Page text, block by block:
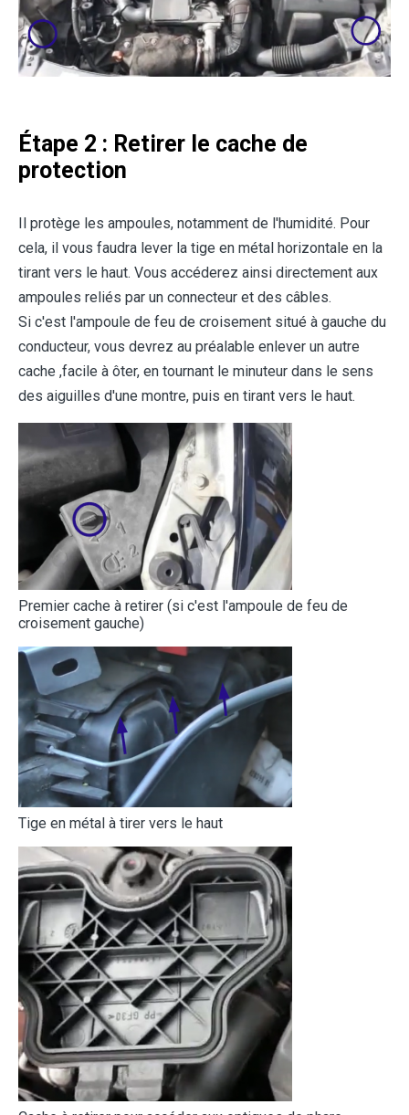
Étape 2 : Retirer le cache de
protection
Il protège les ampoules, notamment de l'humidité. Pour
cela, il vous faudra lever la tige en métal horizontale en la
tirant vers le haut. Vous accéderez ainsi directement aux
ampoules reliés par un connecteur et des câbles.
Si c'est l'ampoule de feu de croisement situé à gauche du
conducteur, vous devrez au préalable enlever un autre
cache ,facile à ôter, en tournant le minuteur dans le sens
des aiguilles d'une montre, puis en tirant vers le haut.
Premier cache à retirer (si c'est l'ampoule de feu de
croisement gauche)
Tige en métal à tirer vers le haut